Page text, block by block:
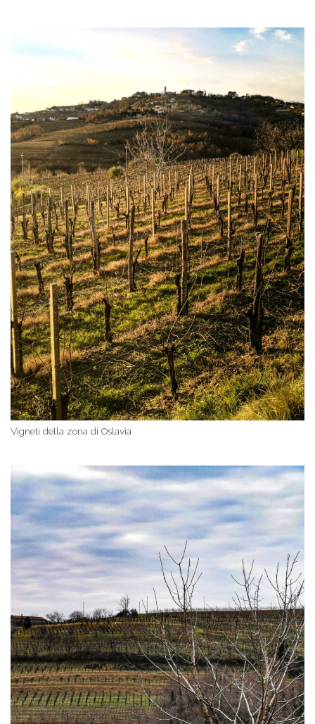
Vigneti della zona di Oslavia